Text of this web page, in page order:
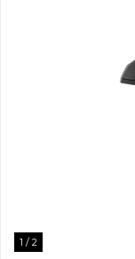
1 / 2